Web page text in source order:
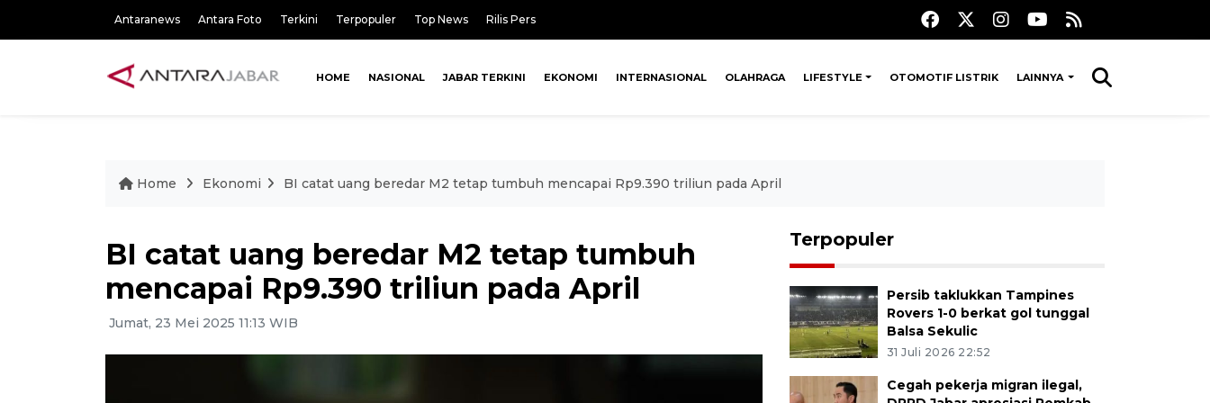
Antaranews Antara Foto Terkini Terpopuler Top News Rilis Pers
HOME NASIONAL JABAR TERKINI EKONOMI INTERNASIONAL OLAHRAGA LIFESTYLE OTOMOTIF LISTRIK LAINNYA
Home Ekonomi BI catat uang beredar M2 tetap tumbuh mencapai Rp9.390 triliun pada April
BI catat uang beredar M2 tetap tumbuh
mencapai Rp9.390 triliun pada April
Jumat, 23 Mei 2025 11:13 WIB
Terpopuler
Persib taklukkan Tampines
Rovers 1-0 berkat gol tunggal
Balsa Sekulic
31 Juli 2026 22:52
Cegah pekerja migran ilegal,